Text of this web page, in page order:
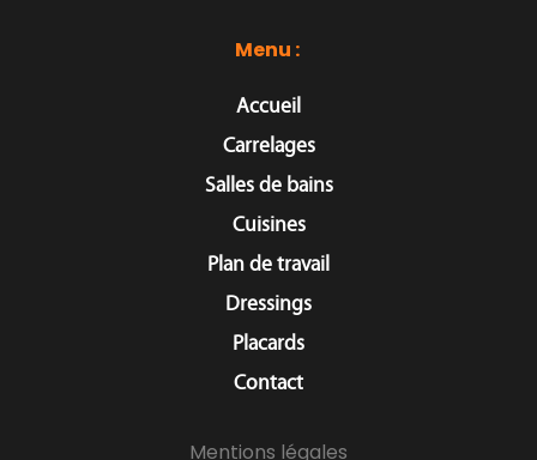
Menu :
Accueil
Carrelages
Salles de bains
Cuisines
Plan de travail
Dressings
Placards
Contact
Mentions légales